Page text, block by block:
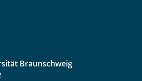
Braunschweig